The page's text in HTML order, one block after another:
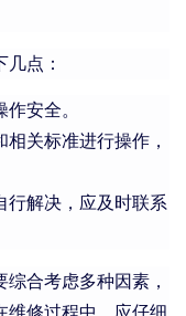
点：
安全。
关标准进行操作，
行解决，应及时联系
综合考虑多种因素，